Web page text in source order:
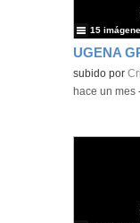
UGENA
Contenido
subido por
15
-hace un mes